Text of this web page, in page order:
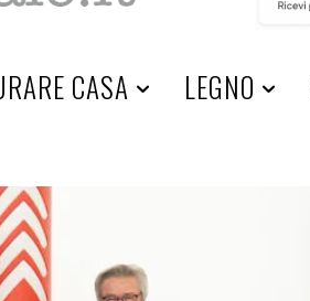
CASA LEGNO